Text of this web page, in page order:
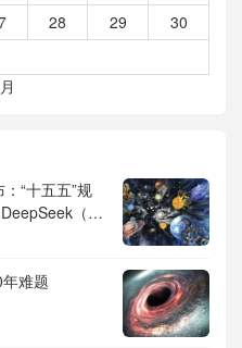
28 29
30
“十五五”规
（深
根经济、育
难题